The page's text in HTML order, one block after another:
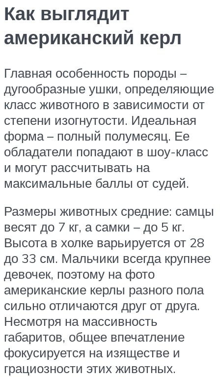
Как выглядит
американский керл
Главная особенность породы –
дугообразные ушки, определяющие
класс животного в зависимости от
степени изогнутости. Идеальная
форма – полный полумесяц. Ее
обладатели попадают в шоу-класс
и могут рассчитывать на
максимальные баллы от судей.
Размеры животных средние: самцы
весят до 7 кг, а самки – до 5 кг.
Высота в холке варьируется от 28
до 33 см. Мальчики всегда крупнее
девочек, поэтому на фото
американские керлы разного пола
сильно отличаются друг от друга.
Несмотря на массивность
габаритов, общее впечатление
фокусируется на изяществе и
грациозности этих животных.